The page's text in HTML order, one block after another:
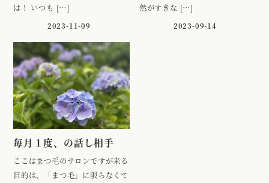
は！ いつも […]
2023-11-09
然がすきな […]
2023-09-14
毎月１度、の話し相手
ここはまつ毛のサロンですが来る
目的は、「まつ毛」に限らなくて